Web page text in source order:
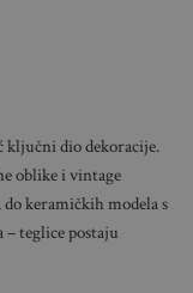
ključni dio dekoracije.
oblike i vintage
keramičkih modela s
teglice postaju